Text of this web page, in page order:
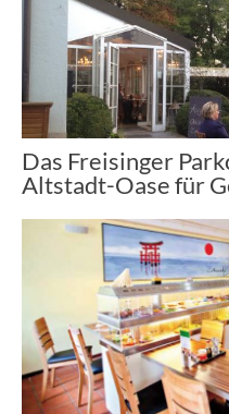
Das Freisinger
Altstadt-Oase für